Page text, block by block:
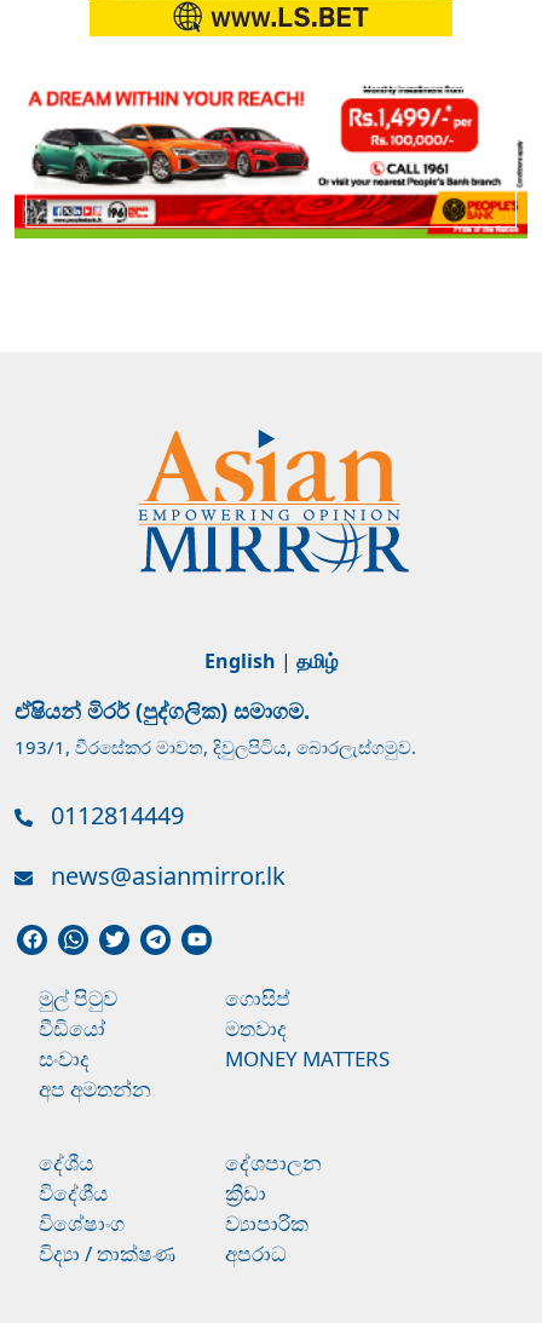
English | தமிழ்
ඒෂියන් මිරර් (පුද්ගලික) සමාගම.
193/1, වීරසේකර මාවත, දිවුලපිටිය, බොරලැස්ගමුව.
0112814449
news@asianmirror.lk
මුල් පිටුව
ගොසිප්
වීඩියෝ
මතවාද
සංවාද
MONEY MATTERS
අප අමතන්න
දේශීය
දේශපාලන
විදේශීය
ක්‍රීඩා
විශේෂාංග
ව්‍යාපාරික
විද්‍යා / තාක්ෂණ
අපරාධ